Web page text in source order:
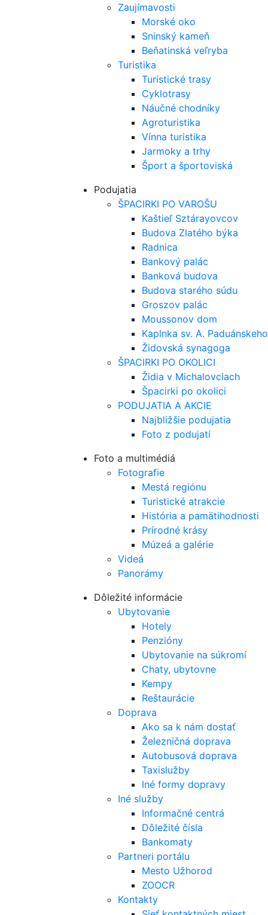
Zaujímavosti
Morské oko
Sninský kameň
Beňatinská veľryba
Turistika
Turistické trasy
Cyklotrasy
Náučné chodníky
Agroturistika
Vínna turistika
Jarmoky a trhy
Šport a športoviská
Podujatia
ŠPACIRKI PO VAROŠU
Kaštieľ Sztárayovcov
Budova Zlatého býka
Radnica
Bankový palác
Banková budova
Budova starého súdu
Groszov palác
Moussonov dom
Kaplnka sv. A. Paduánskeho
Židovská synagoga
ŠPACIRKI PO OKOLICI
Židia v Michalovciach
Špacirki po okolici
PODUJATIA A AKCIE
Najbližšie podujatia
Foto z podujatí
Foto a multimédiá
Fotografie
Mestá regiónu
Turistické atrakcie
História a pamätihodnosti
Prírodné krásy
Múzeá a galérie
Videá
Panorámy
Dôležité informácie
Ubytovanie
Hotely
Penzióny
Ubytovanie na súkromí
Chaty, ubytovne
Kempy
Reštaurácie
Doprava
Ako sa k nám dostať
Železničná doprava
Autobusová doprava
Taxislužby
Iné formy dopravy
Iné služby
Informačné centrá
Dôležité čísla
Bankomaty
Partneri portálu
Mesto Užhorod
ZOOCR
Kontakty